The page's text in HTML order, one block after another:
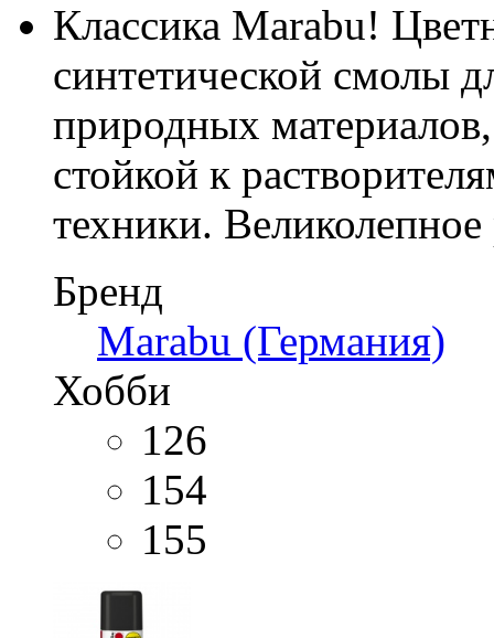
Классика Marabu!
синтетической смолы
природных
стойкой к
техники. Великолепное
Бренд
Marabu (Германия)
Хобби
126
154
155